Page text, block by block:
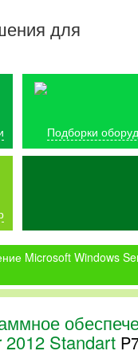
для
Подборки
Microsoft Windows
2012 Standart